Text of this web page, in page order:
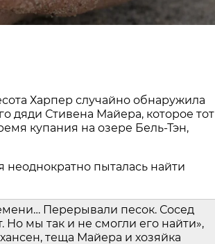
Харпер случайно обнаружила
дяди Стивена Майера, которое тот
купания на озере Бель-Тэн,
пыталась найти
Перерывали песок. Сосед
мы так и не смогли его найти»,
теща Майера и хозяйка